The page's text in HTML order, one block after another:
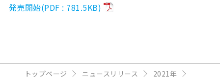
発売開始(PDF : 781.5KB)
トップページ ニュースリリース
2021年